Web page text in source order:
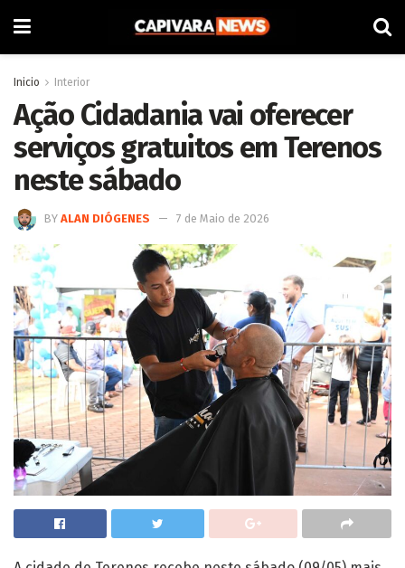
Inicio Interior
Ação Cidadania vai oferecer
serviços gratuitos em Terenos
neste sábado
BY ALAN DIÓGENES 7 de Maio de 2026